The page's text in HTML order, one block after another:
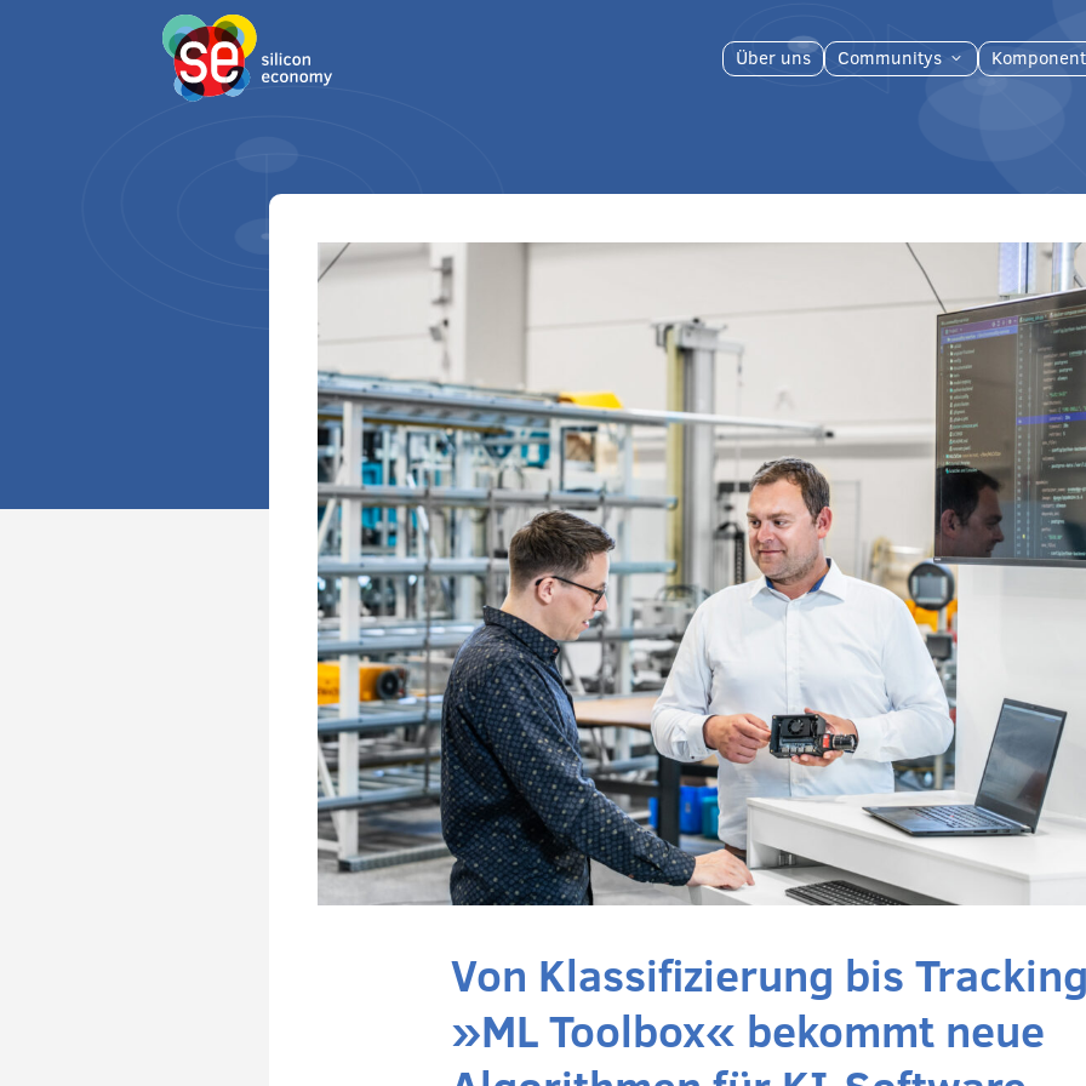
Über uns 3
Communitys
Von Klassifizierung bis
»ML Toolbox« bekommt neue